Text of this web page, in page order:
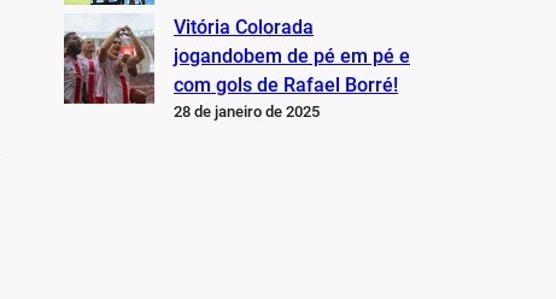
Vitória Colorada
jogandobem de pé em pé e
com gols de Rafael Borré!
28 de janeiro de 2025